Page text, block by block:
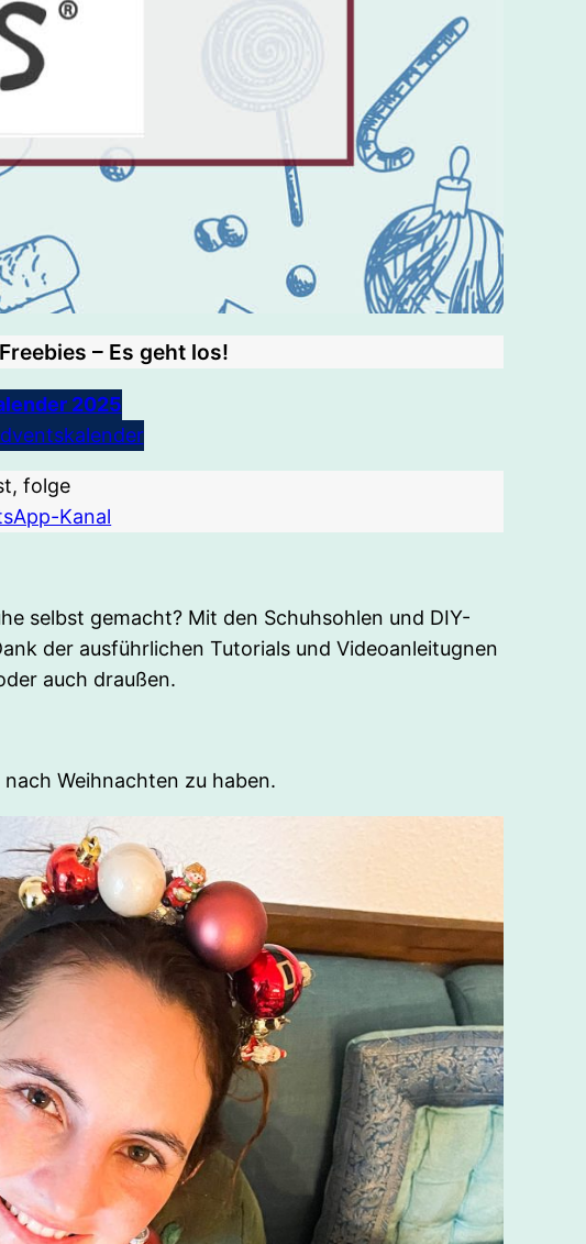
– Es geht los!
2025
folge
Kanal
selbst gemacht? Mit den Schuhsohlen und DIY-
der ausführlichen Tutorials und Videoanleitugnen
auch draußen.
Weihnachten zu haben.